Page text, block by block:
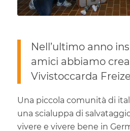
Nell’ultimo anno
amici abbiamo
Vivistoccarda
Una piccola comunità di
una scialuppa di
vivere e vivere bene in